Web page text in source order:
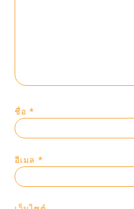
ชื่อ *
อีเมล *